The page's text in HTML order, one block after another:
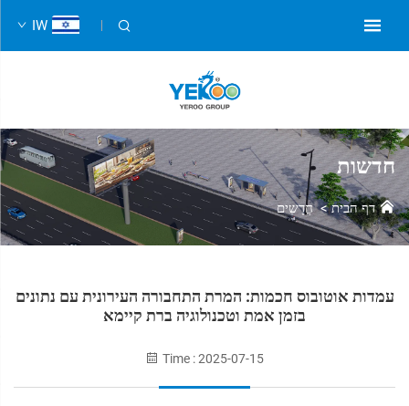
IW
חדשות
דף הבית>חֲדָשִים
עמדות אוטובוס חכמות: המרת התחבורה העירונית עם נתונים
בזמן אמת וטכנולוגיה ברת קיימא
Time : 2025-07-15